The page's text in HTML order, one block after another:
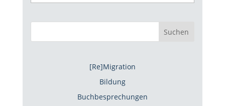
Suchen
[Re]Migration
Bildung
Buchbesprechungen